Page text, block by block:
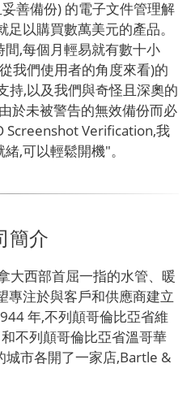
善備份) 的電子文件管理解
以購買數萬美元的產品。
,每個月輕易就有數十小
我們使用者的角度來看)的
持,以及我們與奇怪且深奧的
於未被警告的無效備份而必
Screenshot Verification,我
,可以輕鬆開機"。
簡介
大西部首屈一指的水管、暖
專注於與客戶和供應商建立
年,不列顛哥倫比亞省維
不列顛哥倫比亞省溫哥華
城市各開了一家店,Bartle &